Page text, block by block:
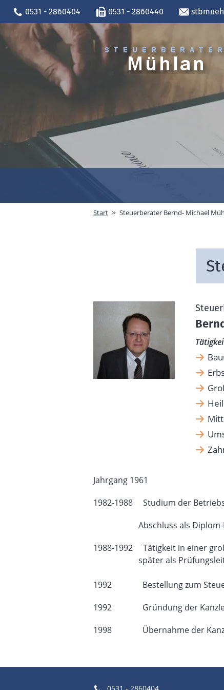
0531 - 2860404 0531 - 2860440
Start Steuerberater Bernd- Michael
Jahrgang 1961
1982-1988 Studium der
Abschluss als Diplom-
1988-1992 Tätigkeit in einer
später als
1992 Bestellung zum
1992 Gründung der Kanzlei
1998 Übernahme der Kanzlei